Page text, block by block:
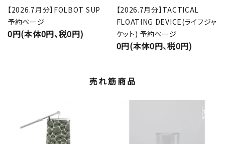
【2026.7月分】FOLBOT SUP
予約ページ
0円(本体0円、税0円)
【2026.7月分】TACTICAL
FLOATING DEVICE(ライフジャ
ケット) 予約ページ
0円(本体0円、税0円)
売れ筋商品